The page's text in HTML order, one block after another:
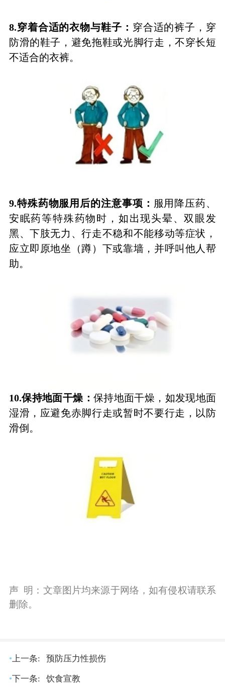
8.穿着合适的衣物与鞋子： 穿合适的裤子，穿
防滑的鞋子，避免拖鞋或光脚行走，不穿长短
不适合的衣裤。
9.特殊药物服用后的注意事项： 服用降压药、
安眠药等特殊药物时，如出现头晕、双眼发
黑、下肢无力、行走不稳和不能移动等症状，
应立即原地坐（蹲）下或靠墙，并呼叫他人帮
助。
10.保持地面干燥： 保持地面干燥，如发现地面
湿滑，应避免赤脚行走或暂时不要行走，以防
滑倒。
声 明：文章图片均来源于网络，如有侵权请联系
删除。
•上一条: 预防压力性损伤
•下一条: 饮食宣教